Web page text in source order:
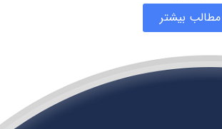
مطالب بیشتر